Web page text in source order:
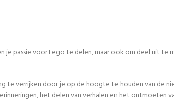
passie voor Lego te delen, maar ook om deel uit te
te verrijken door je op de hoogte te houden van de
het delen van verhalen en het ontmoeten